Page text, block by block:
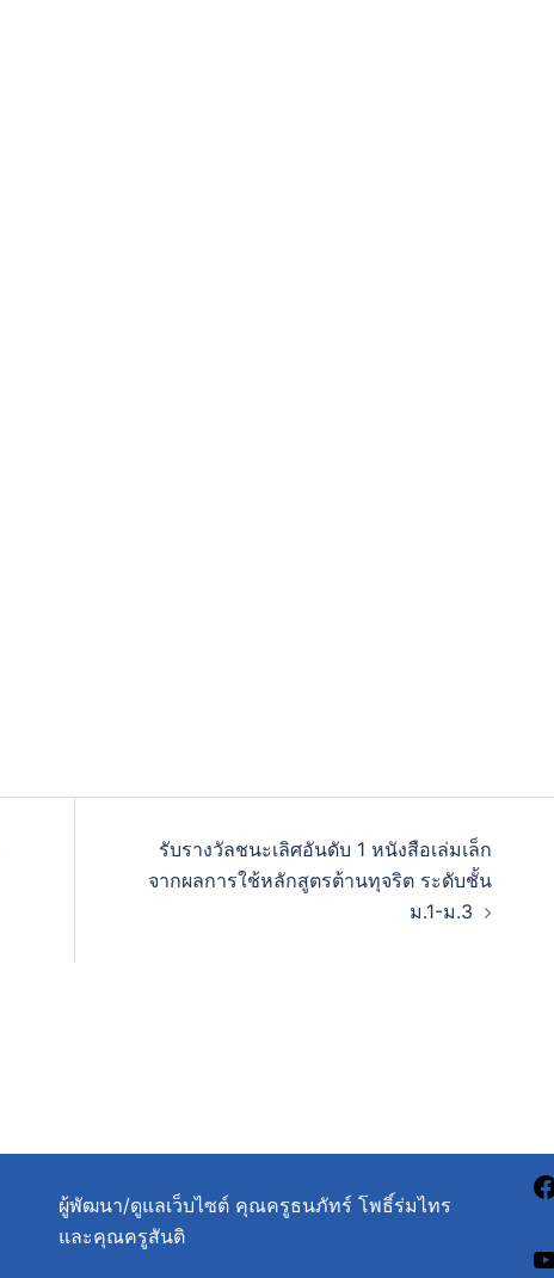
รับรางวัลชนะเลิศอันดับ 1 หนังสือเล่มเล็ก
จากผลการใช้หลักสูตรต้านทุจริต ระดับชั้น
ม.1-ม.3
ผู้พัฒนา/ดูแลเว็บไซต์ คุณครูธนภัทร์ โพธิ์ร่มไทร
และคุณครูสันติ